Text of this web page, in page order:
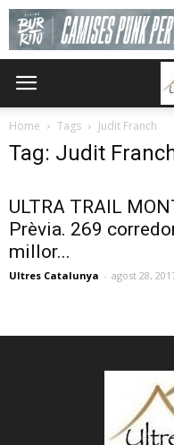
Home Tags Judit Franch
Tag: Judit
ULTRA TRAIL
Prèvia. 269
millor...
Ultres Catalunya - agost 28,